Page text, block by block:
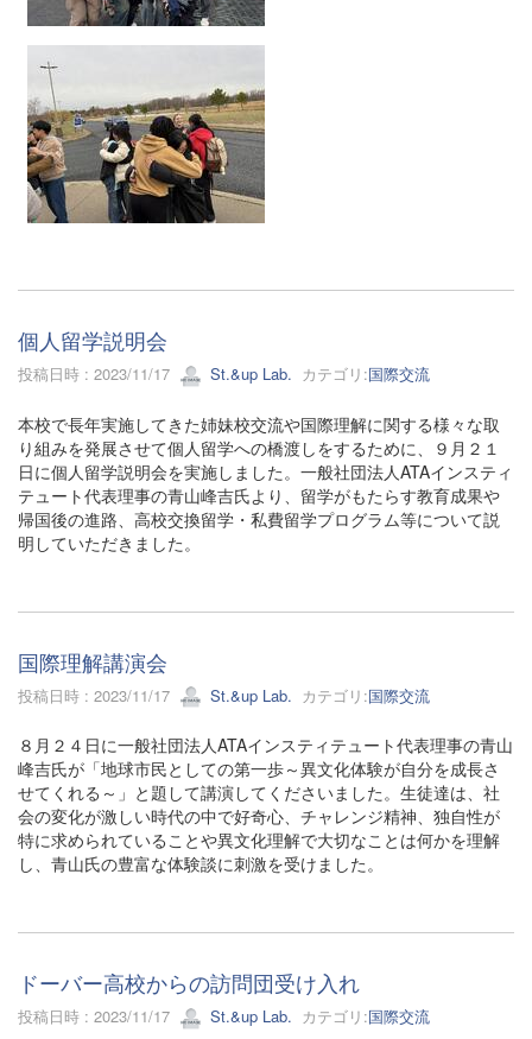
個人留学説明会
投稿日時 : 2023/11/17 St.&up Lab. カテゴリ:国際交流
本校で長年実施してきた姉妹校交流や国際理解に関する様々な取
り組みを発展させて個人留学への橋渡しをするために、９月２１
日に個人留学説明会を実施しました。一般社団法人ATAインスティ
テュート代表理事の青山峰吉氏より、留学がもたらす教育成果や
帰国後の進路、高校交換留学・私費留学プログラム等について説
明していただきました。
国際理解講演会
投稿日時 : 2023/11/17 St.&up Lab. カテゴリ:国際交流
８月２４日に一般社団法人ATAインスティテュート代表理事の青山
峰吉氏が「地球市民としての第一歩～異文化体験が自分を成長さ
せてくれる～」と題して講演してくださいました。生徒達は、社
会の変化が激しい時代の中で好奇心、チャレンジ精神、独自性が
特に求められていることや異文化理解で大切なことは何かを理解
し、青山氏の豊富な体験談に刺激を受けました。
ドーバー高校からの訪問団受け入れ
投稿日時 : 2023/11/17 St.&up Lab. カテゴリ:国際交流